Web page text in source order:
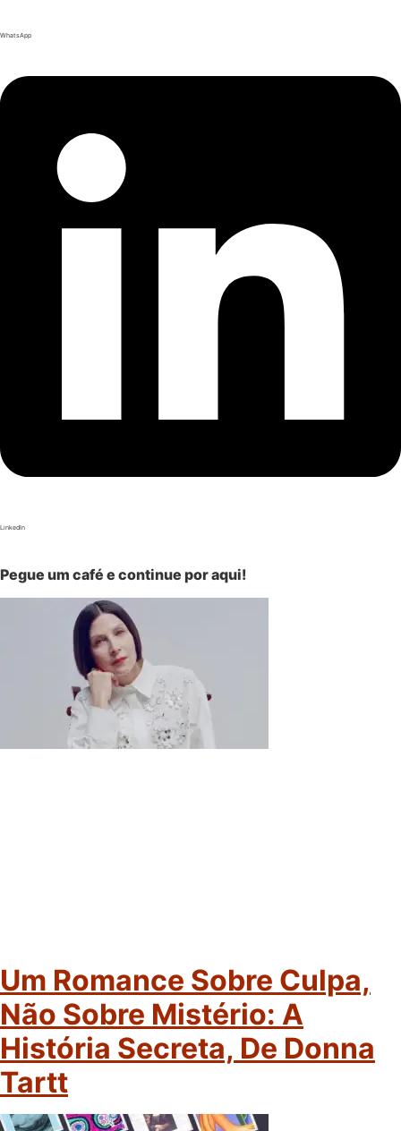
WhatsApp
LinkedIn
Pegue um café e continue por aqui!
Um Romance Sobre Culpa,
Não Sobre Mistério: A
História Secreta, De Donna
Tartt